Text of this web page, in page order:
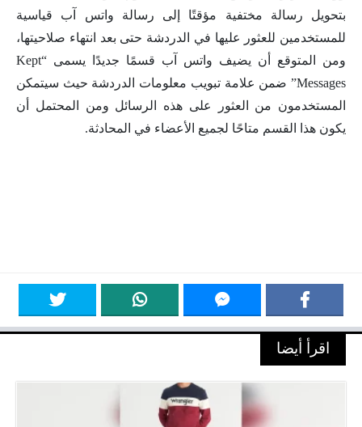
بتحويل رسالة مختفية مؤقتًا إلى رسالة واتس آب قياسية
للمستخدمين للعثور عليها في الدردشة حتى بعد انتهاء صلاحيتها،
ومن المتوقع أن يضيف واتس آب قسمًا جديدًا يسمى “Kept
Messages” ضمن علامة تبويب معلومات الدردشة حيث سيتمكن
المستخدمون من العثور على هذه الرسائل ومن المحتمل أن
يكون هذا القسم متاحًا لجميع الأعضاء في المحادثة.
اقرأ أيضا